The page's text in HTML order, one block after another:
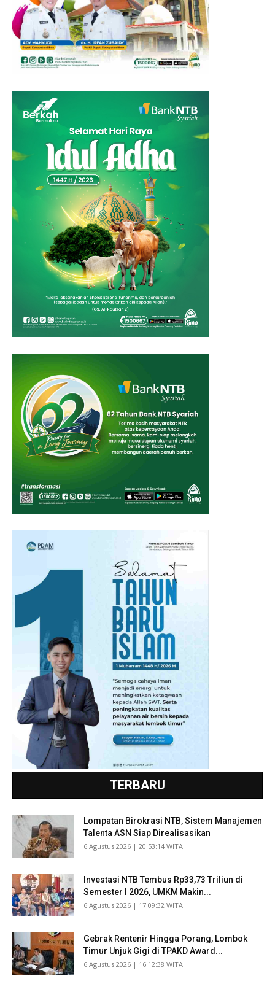
TERBARU
Lompatan Birokrasi NTB, Sistem Manajemen
Talenta ASN Siap Direalisasikan
​6 Agustus 2026 | 20:53:14 WITA
Investasi NTB Tembus Rp33,73 Triliun di
Semester I 2026, UMKM Makin...
​6 Agustus 2026 | 17:09:32 WITA
Gebrak Rentenir Hingga Porang, Lombok
Timur Unjuk Gigi di TPAKD Award...
​6 Agustus 2026 | 16:12:38 WITA